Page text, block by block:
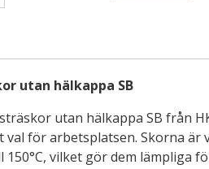
utan hälkappa SB
utan hälkappa SB från
för arbetsplatsen. Skorna är
vilket gör dem lämpliga